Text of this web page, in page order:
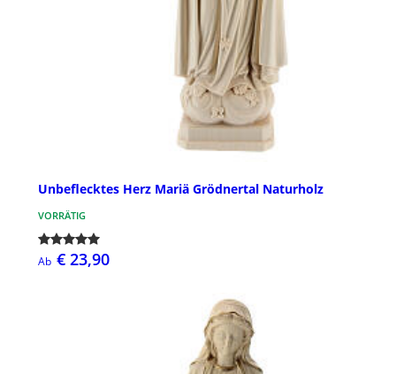
Unbeflecktes Herz Mariä Grödnertal Naturholz
VORRÄTIG
Ab € 23,90